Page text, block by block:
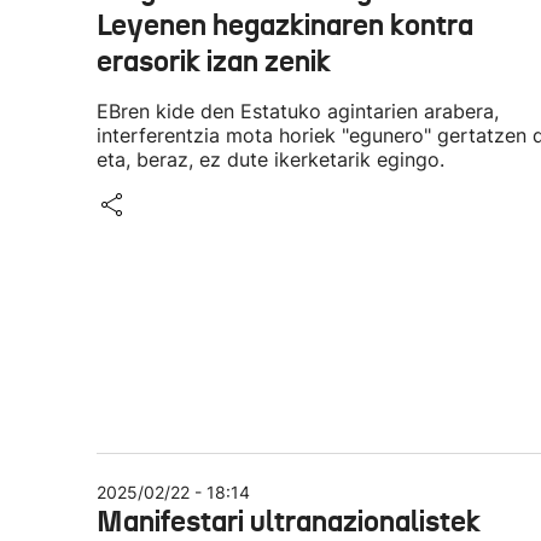
Leyenen hegazkinaren kontra
erasorik izan zenik
EBren kide den Estatuko agintarien arabera,
interferentzia mota horiek "egunero" gertatzen
eta, beraz, ez dute ikerketarik egingo.
2025/02/22 - 18:14
Manifestari ultranazionalistek